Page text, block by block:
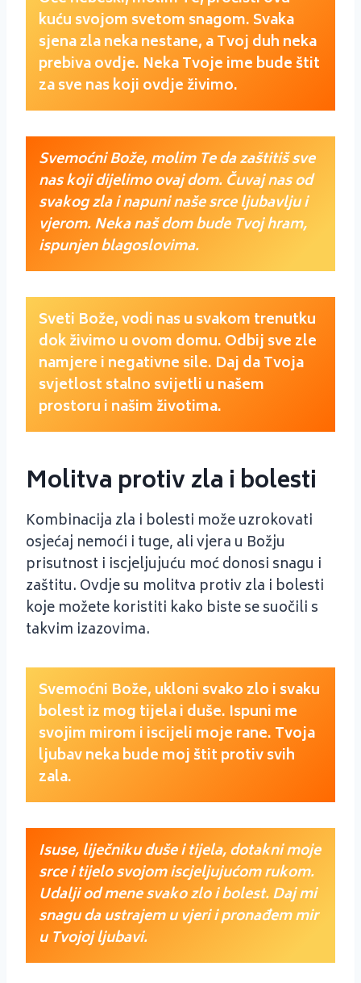
kuću svojom svetom snagom. Svaka
sjena zla neka nestane, a Tvoj duh neka
prebiva ovdje. Neka Tvoje ime bude štit
za sve nas koji ovdje živimo.
Svemoćni Bože, molim Te da zaštitiš sve
nas koji dijelimo ovaj dom. Čuvaj nas od
svakog zla i napuni naše srce ljubavlju i
vjerom. Neka naš dom bude Tvoj hram,
ispunjen blagoslovima.
Sveti Bože, vodi nas u svakom trenutku
dok živimo u ovom domu. Odbij sve zle
namjere i negativne sile. Daj da Tvoja
svjetlost stalno svijetli u našem
prostoru i našim životima.
Molitva protiv zla i bolesti
Kombinacija zla i bolesti može uzrokovati
osjećaj nemoći i tuge, ali vjera u Božju
prisutnost i iscjeljujuću moć donosi snagu i
zaštitu. Ovdje su molitva protiv zla i bolesti
koje možete koristiti kako biste se suočili s
takvim izazovima.
Svemoćni Bože, ukloni svako zlo i svaku
bolest iz mog tijela i duše. Ispuni me
svojim mirom i iscijeli moje rane. Tvoja
ljubav neka bude moj štit protiv svih
zala.
Isuse, liječniku duše i tijela, dotakni moje
srce i tijelo svojom iscjeljujućom rukom.
Udalji od mene svako zlo i bolest. Daj mi
snagu da ustrajem u vjeri i pronađem mir
u Tvojoj ljubavi.